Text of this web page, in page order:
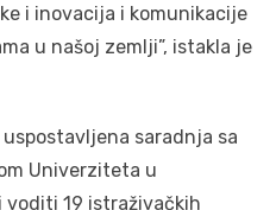
i inovacija i komunikacije
u našoj zemlji”, istakla je
saradnja sa
Univerziteta u
voditi 19 istraživačkih